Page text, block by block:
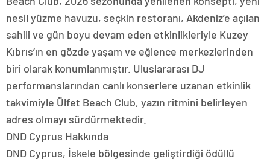
nesil yüzme havuzu, seçkin restoranı, Akdeniz’e açılan
sahili ve gün boyu devam eden etkinlikleriyle Kuzey
Kıbrıs’ın en gözde yaşam ve eğlence merkezlerinden
biri olarak konumlanmıştır. Uluslararası DJ
performanslarından canlı konserlere uzanan etkinlik
takvimiyle Ülfet Beach Club, yazın ritmini belirleyen
adres olmayı sürdürmektedir.
DND Cyprus Hakkında
DND Cyprus, İskele bölgesinde geliştirdiği ödüllü